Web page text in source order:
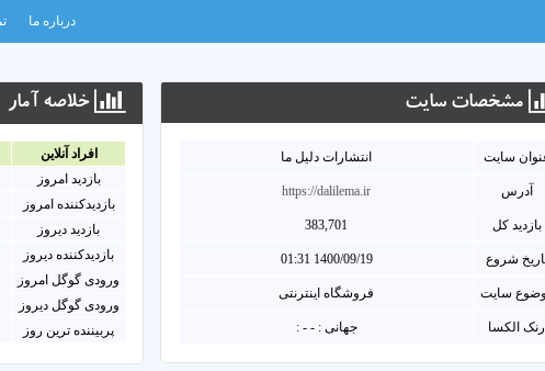
درباره ما
مشخصات سايت
سايت انتشارات دلیل ما
آدرس https://dalilema.ir
بازدید کل 383,701
شروع 1400/09/19 01:31
سایت فروشگاه اینترنتی
رنک الکسا جهانی : - - :
خلاصه آمار
افراد آنلاين
بازدید امروز
بازدیدکننده امروز
بازدید دیروز
بازدیدکننده دیروز
ورودی گوگل امروز
ورودی گوگل دیروز
پربیننده ترین روز